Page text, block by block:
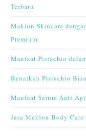
Terbaru
Maklon Skincare
Premium
Manfaat Pistachio
Benarkah Pistachio
Manfaat Serum Anti
Jasa Maklon Body